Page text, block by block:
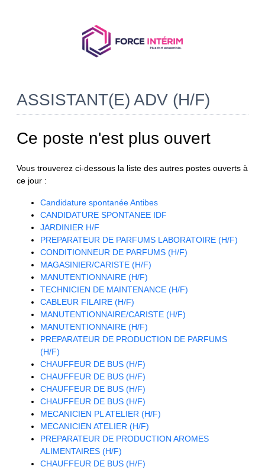
ASSISTANT(E) ADV (H/F)
Ce poste n'est plus ouvert
Vous trouverez ci-dessous la liste des autres postes ouverts à
ce jour :
Candidature spontanée Antibes
CANDIDATURE SPONTANEE IDF
JARDINIER H/F
PREPARATEUR DE PARFUMS LABORATOIRE (H/F)
CONDITIONNEUR DE PARFUMS (H/F)
MAGASINIER/CARISTE (H/F)
MANUTENTIONNAIRE (H/F)
TECHNICIEN DE MAINTENANCE (H/F)
CABLEUR FILAIRE (H/F)
MANUTENTIONNAIRE/CARISTE (H/F)
MANUTENTIONNAIRE (H/F)
PREPARATEUR DE PRODUCTION DE PARFUMS
(H/F)
CHAUFFEUR DE BUS (H/F)
CHAUFFEUR DE BUS (H/F)
CHAUFFEUR DE BUS (H/F)
CHAUFFEUR DE BUS (H/F)
MECANICIEN PL ATELIER (H/F)
MECANICIEN ATELIER (H/F)
PREPARATEUR DE PRODUCTION AROMES
ALIMENTAIRES (H/F)
CHAUFFEUR DE BUS (H/F)